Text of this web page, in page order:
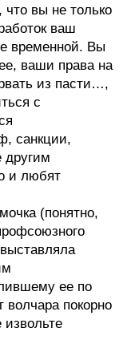
что вы не только
ваш
временной. Вы
ваши права на
из пасти…,
с
санкции,
другим
и любят
(понятно,
ее по
волчара покорно
извольте